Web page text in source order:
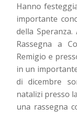
Hanno
importante
della
Rassegna a
Remigio e
in un
di dicembre
natalizi presso
una rassegna